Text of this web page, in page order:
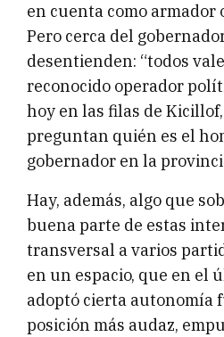
en cuenta como armador
Pero cerca del
desentienden: “todos
reconocido operador
hoy en las filas de
preguntan quién es el
gobernador en la
Hay, además, algo que
buena parte de estas
transversal a varios
en un espacio, que en el
adoptó cierta autonomía
posición más audaz,